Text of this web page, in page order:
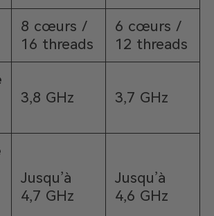
8 cœurs /
16 threads
6 cœurs /
12 threads
3,8 GHz 3,7 GHz
Jusqu’à
4,7 GHz
Jusqu’à
4,6 GHz